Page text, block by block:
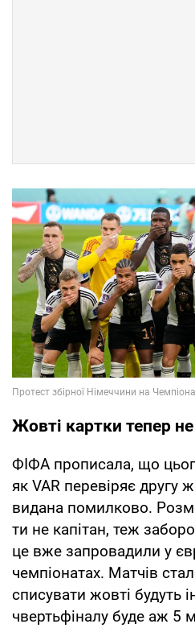
Жовті картки тепер
ФІФА прописала, що
як VAR перевіряє другу
видана помилково.
ти не капітан, теж
це вже запровадили у
чемпіонатах. Матчів
списувати жовті будуть
чвертьфіналу буде аж 5